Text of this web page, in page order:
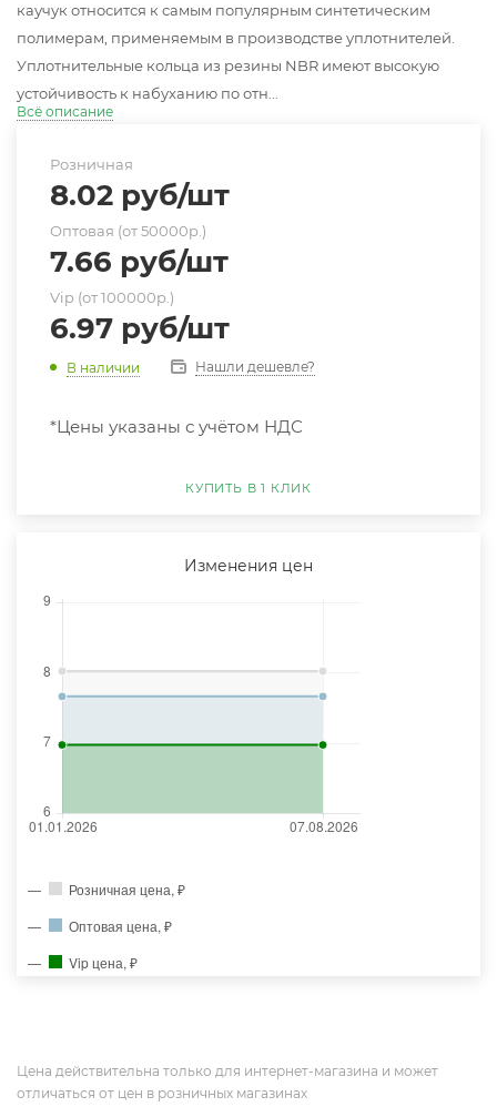
каучук относится к самым популярным синтетическим
полимерам, применяемым в производстве уплотнителей.
Уплотнительные кольца из резины NBR имеют высокую
устойчивость к набуханию по отн...
Всё описание
Розничная
8.02 руб/шт
Оптовая (от 50000р.)
7.66 руб/шт
Vip (от 100000р.)
6.97 руб/шт
В наличии Нашли дешевле?
*Цены указаны с учётом НДС
КУПИТЬ В 1 КЛИК
Изменения цен
Розничная цена, ₽
Оптовая цена, ₽
Vip цена, ₽
Цена действительна только для интернет-магазина и может
отличаться от цен в розничных магазинах